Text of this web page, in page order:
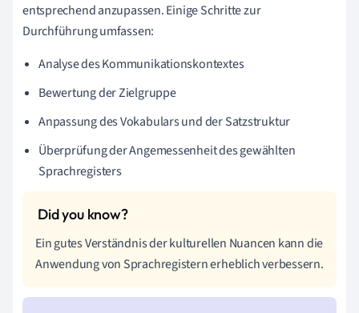
entsprechend anzupassen. Einige Schritte zur
Durchführung umfassen:
Analyse des Kommunikationskontextes
Bewertung der Zielgruppe
Anpassung des Vokabulars und der Satzstruktur
Überprüfung der Angemessenheit des gewählten
Sprachregisters
Ein gutes Verständnis der kulturellen Nuancen kann die
Anwendung von Sprachregistern erheblich verbessern.